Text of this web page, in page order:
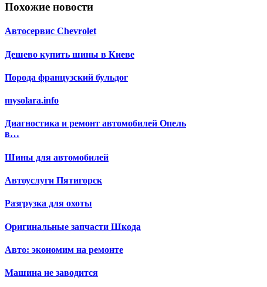
Похожие новости
Автосервис Chevrolet
Дешево купить шины в Киеве
Порода французский бульдог
mysolara.info
Диагностика и ремонт автомобилей Опель
в…
Шины для автомобилей
Автоуслуги Пятигорск
Разгрузка для охоты
Оригинальные запчасти Шкода
Авто: экономим на ремонте
Машина не заводится